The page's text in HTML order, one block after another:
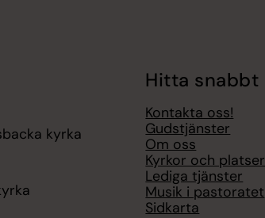
kyrka
Hitta snabbt
Kontakta oss!
Gudstjänster
Om oss
Kyrkor och platser
Lediga tjänster
Musik i pastoratet
Sidkarta